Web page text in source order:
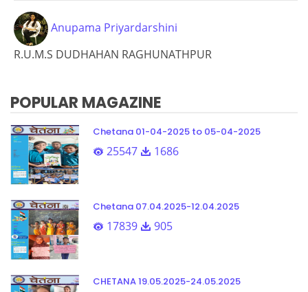
Anupama Priyardarshini
R.U.M.S DUDHAHAN RAGHUNATHPUR
POPULAR MAGAZINE
Chetana 01-04-2025 to 05-04-2025
25547 1686
Chetana 07.04.2025-12.04.2025
17839 905
CHETANA 19.05.2025-24.05.2025